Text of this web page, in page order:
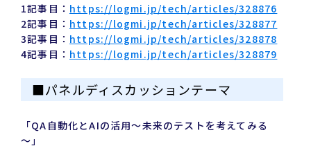
1記事目： https://logmi.jp/tech/articles/328876
2記事目： https://logmi.jp/tech/articles/328877
3記事目： https://logmi.jp/tech/articles/328878
4記事目： https://logmi.jp/tech/articles/328879
■パネルディスカッションテーマ
「QA自動化とAIの活用～未来のテストを考えてみる
～」